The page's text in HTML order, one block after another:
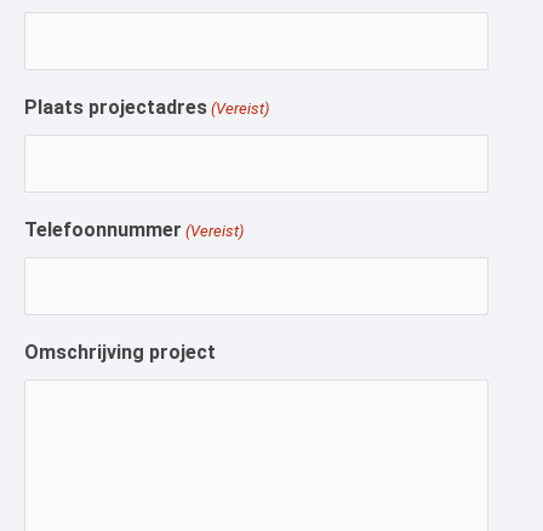
Plaats projectadres (Vereist)
Telefoonnummer (Vereist)
Omschrijving project